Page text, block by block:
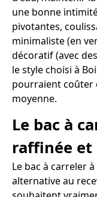
une bonne
pivotantes,
minimaliste (en
décoratif (avec
le style choisi à
pourraient coûter
moyenne.
Le bac à
raffinée et
Le bac à carreler
alternative au